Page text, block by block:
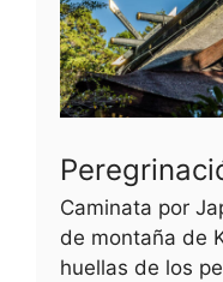
Caminata por
de montaña de
huellas de los